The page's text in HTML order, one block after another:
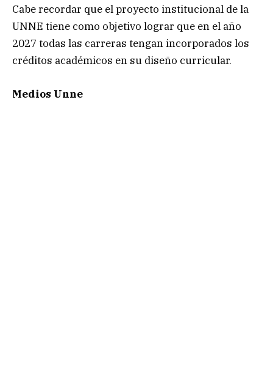
Cabe recordar que el proyecto institucional de la
UNNE tiene como objetivo lograr que en el año
2027 todas las carreras tengan incorporados los
créditos académicos en su diseño curricular.
Medios Unne